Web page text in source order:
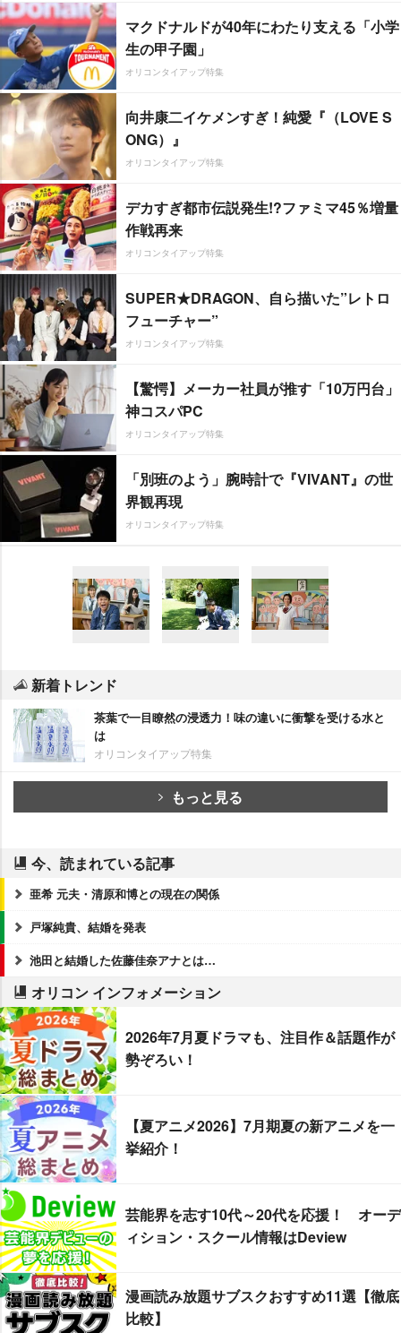
マクドナルドが40年にわたり支える「小学
生の甲子園」
オリコンタイアップ特集
向井康二イケメンすぎ！純愛『（LOVE S
ONG）』
オリコンタイアップ特集
デカすぎ都市伝説発生!?ファミマ45％増量
作戦再来
オリコンタイアップ特集
SUPER★DRAGON、自ら描いた”レトロ
フューチャー”
オリコンタイアップ特集
【驚愕】メーカー社員が推す「10万円台」
神コスパPC
オリコンタイアップ特集
「別班のよう」腕時計で『VIVANT』の世
界観再現
オリコンタイアップ特集
新着トレンド
茶葉で一目瞭然の浸透力！味の違いに衝撃を受ける水と
は
オリコンタイアップ特集
もっと見る
今、読まれている記事
亜希 元夫・清原和博との現在の関係
戸塚純貴、結婚を発表
池田と結婚した佐藤佳奈アナとは…
オリコン インフォメーション
2026年7月夏ドラマも、注目作＆話題作が
勢ぞろい！
【夏アニメ2026】7月期夏の新アニメを一
挙紹介！
芸能界を志す10代～20代を応援！ オーデ
ィション・スクール情報はDeview
漫画読み放題サブスクおすすめ11選【徹底
比較】